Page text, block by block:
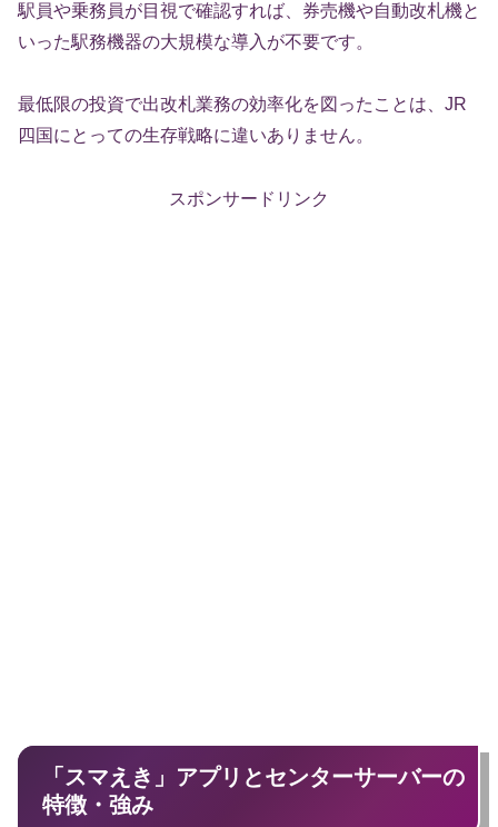
駅員や乗務員が目視で確認すれば、券売機や自動改札機と
いった駅務機器の大規模な導入が不要です。
最低限の投資で出改札業務の効率化を図ったことは、JR
四国にとっての生存戦略に違いありません。
スポンサードリンク
「スマえき」アプリとセンターサーバーの
特徴・強み